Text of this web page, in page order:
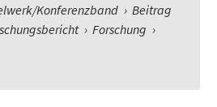
Konferenzband › Beitrag
› Forschung ›